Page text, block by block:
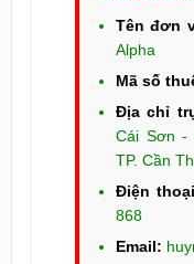
Tên đơn
Alpha
Mã số
Địa chỉ
Cái Sơn -
TP. Cần
Điện
868
Email: